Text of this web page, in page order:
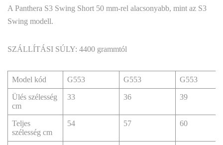
A Panthera S3 Swing Short 50 mm-rel alacsonyabb, mint az S3
Swing modell.
SZÁLLÍTÁSI SÚLY: 4400 grammtól
Model kód G553 G553 G553
Ülés szélesség
cm
33 36 39
Teljes
szélesség cm
54 57 60